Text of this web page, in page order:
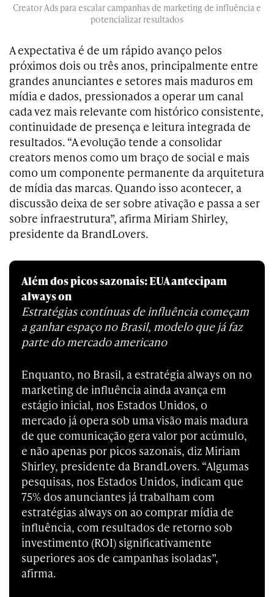
Creator Ads para escalar campanhas de marketing de influência e
potencializar resultados
A expectativa é de um rápido avanço pelos
próximos dois ou três anos, principalmente entre
grandes anunciantes e setores mais maduros em
mídia e dados, pressionados a operar um canal
cada vez mais relevante com histórico consistente,
continuidade de presença e leitura integrada de
resultados. “A evolução tende a consolidar
creators menos como um braço de social e mais
como um componente permanente da arquitetura
de mídia das marcas. Quando isso acontecer, a
discussão deixa de ser sobre ativação e passa a ser
sobre infraestrutura”, afirma Miriam Shirley,
presidente da BrandLovers.
Além dos picos sazonais: EUA antecipam
always on
Estratégias contínuas de influência começam
a ganhar espaço no Brasil, modelo que já faz
parte do mercado americano
Enquanto, no Brasil, a estratégia always on no
marketing de influência ainda avança em
estágio inicial, nos Estados Unidos, o
mercado já opera sob uma visão mais madura
de que comunicação gera valor por acúmulo,
e não apenas por picos sazonais, diz Miriam
Shirley, presidente da BrandLovers. “Algumas
pesquisas, nos Estados Unidos, indicam que
75% dos anunciantes já trabalham com
estratégias always on ao comprar mídia de
influência, com resultados de retorno sob
investimento (ROI) significativamente
superiores aos de campanhas isoladas”,
afirma.